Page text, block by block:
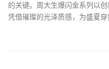
的关键。周大生爆闪金系列以
凭借璀璨的光泽质感，为盛夏穿